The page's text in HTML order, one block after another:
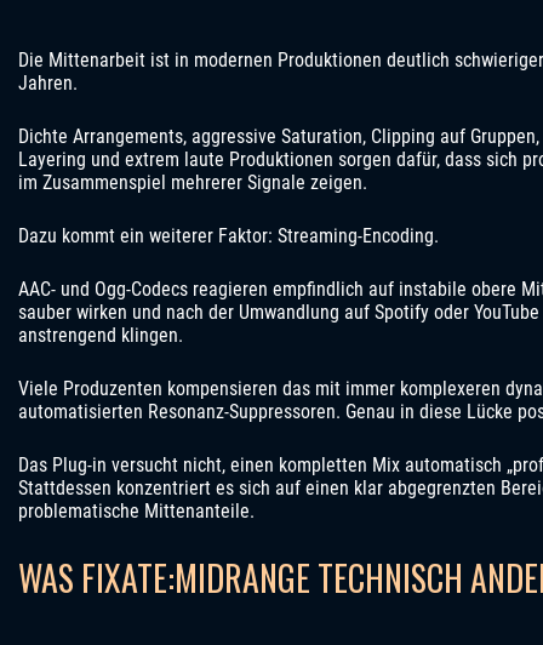
Die Mittenarbeit ist in modernen Produktionen deutlich
Jahren.
Dichte Arrangements, aggressive Saturation, Clipping auf
Layering und extrem laute Produktionen sorgen dafür, dass sich
im Zusammenspiel mehrerer Signale zeigen.
Dazu kommt ein weiterer Faktor: Streaming-Encoding.
AAC- und Ogg-Codecs reagieren empfindlich auf instabile obere
sauber wirken und nach der Umwandlung auf Spotify oder
anstrengend klingen.
Viele Produzenten kompensieren das mit immer komplexeren
automatisierten Resonanz-Suppressoren. Genau in diese Lücke
Das Plug-in versucht nicht, einen kompletten Mix automatisch
Stattdessen konzentriert es sich auf einen klar abgegrenzten
problematische Mittenanteile.
WAS FIXATE:MIDRANGE TECHNISCH